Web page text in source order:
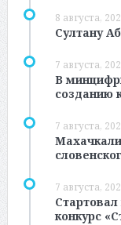
8 августа,
Султану
7 августа,
В
созданию
7 августа,
7 августа,
конкурс